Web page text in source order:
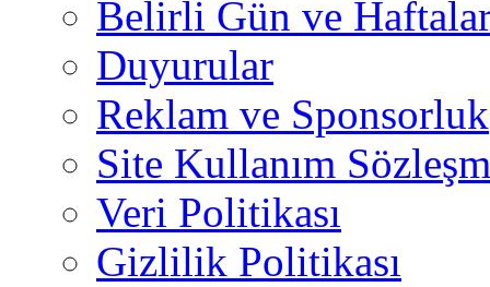
Belirli Gün ve
Duyurular
Reklam ve Sponsorluk
Site Kullanım
Veri Politikası
Gizlilik Politikası